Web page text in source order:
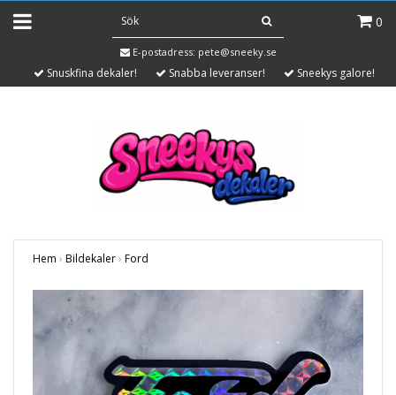
0
E-postadress: pete@sneeky.se
Snuskfina dekaler! Snabba leveranser! Sneekys galore!
Hem › Bildekaler› Ford